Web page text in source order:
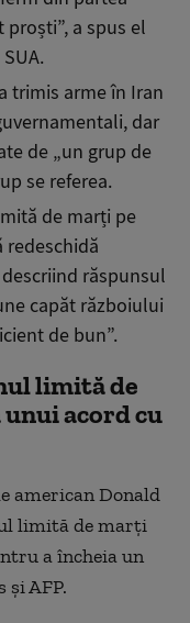
proști”, a spus el
trimis arme în Iran
dar
de „un grup de
se referea.
de marți pe
redeschidă
răspunsul
capăt războiului
de bun”.
limită de
acord cu
american Donald
limită de marţi
a încheia un
şi AFP.